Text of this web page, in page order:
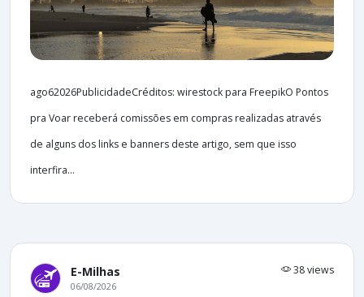
ago62026PublicidadeCréditos: wirestock para FreepikO Pontos
pra Voar receberá comissões em compras realizadas através
de alguns dos links e banners deste artigo, sem que isso
interfira...
E-Milhas 38 views
06/08/2026